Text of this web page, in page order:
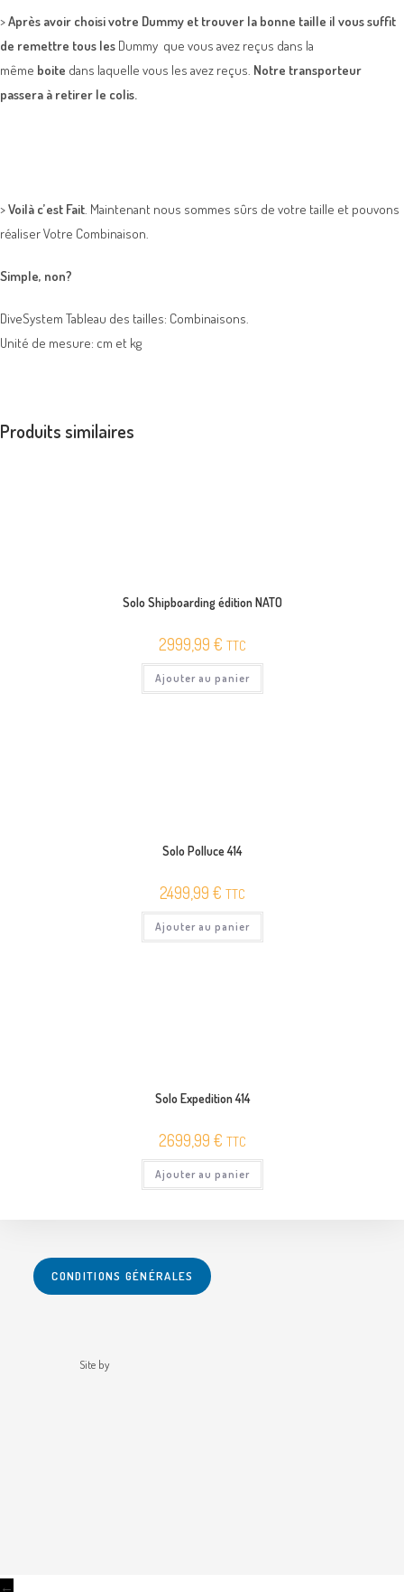
>Après avoir choisi votre Dummy et trouver la bonne taille il vous suffit
de remettre tous les Dummy que vous avez reçus dans la
même boite dans laquelle vous les avez reçus. Notre transporteur
passera à retirer le colis.
>Voilà c’est Fait. Maintenant nous sommes sûrs de votre taille et pouvons
réaliser Votre Combinaison.
Simple, non?
DiveSystem Tableau des tailles: Combinaisons.
Unité de mesure: cm et kg
Produits similaires
Solo Shipboarding édition NATO
2999,99 € TTC
Ajouter au panier
Solo Polluce 414
2499,99 € TTC
Ajouter au panier
Solo Expedition 414
2699,99 € TTC
Ajouter au panier
CONDITIONS GÉNÉRALES
Site by
←